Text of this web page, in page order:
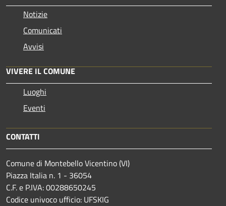
Notizie
Comunicati
Avvisi
VIVERE IL COMUNE
Luoghi
Eventi
CONTATTI
Comune di Montebello Vicentino (VI)
Piazza Italia n. 1 - 36054
C.F. e P.IVA: 00288650245
Codice univoco ufficio: UFSKIG